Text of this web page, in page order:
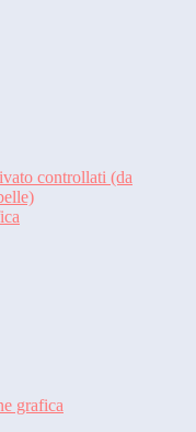
controllati (da
grafica